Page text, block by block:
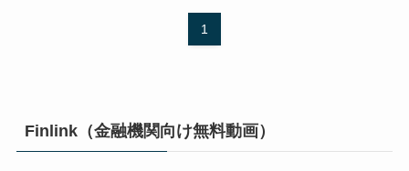
1
Finlink（金融機関向け無料動画）